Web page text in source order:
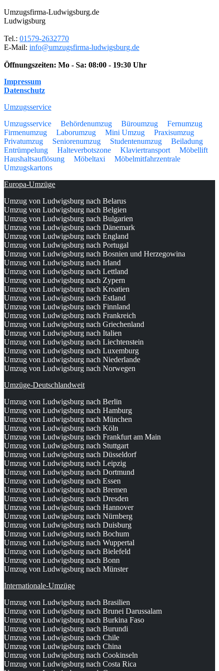
Umzugsfirma-Ludwigsburg.de
Ludwigsburg
Tel.: 01579-2632770
E-Mail: info@umzugsfirma-ludwigsburg.de
Öffnungszeiten: Mo - Sa: 08:00 - 19:30 Uhr
Impressum
Datenschutz
Umzugsservice
Umzugsservice
Behördenumzug Büroumzug
Fernumzug
Firmenumzug
Laborumzug Mini Umzug
Praxisumzug
Privatumzug
Seniorenumzug Studentenumzug
Beiladung
Entrümpelung
Halteverbotszone Klaviertransport
Möbellift
Haushaltsauflösung
Möbeltaxi
Möbelmitfahrzentrale
Umzugskartons
Europa-Umzüge
Umzug von Ludwigsburg nach Belarus
Umzug von Ludwigsburg nach Belgien
Umzug von Ludwigsburg nach Bulgarien
Umzug von Ludwigsburg nach Dänemark
Umzug von Ludwigsburg nach England
Umzug von Ludwigsburg nach Portugal
Umzug von Ludwigsburg nach Bosnien und Herzegowina
Umzug von Ludwigsburg nach Irland
Umzug von Ludwigsburg nach Lettland
Umzug von Ludwigsburg nach Zypern
Umzug von Ludwigsburg nach Kroatien
Umzug von Ludwigsburg nach Estland
Umzug von Ludwigsburg nach Finnland
Umzug von Ludwigsburg nach Frankreich
Umzug von Ludwigsburg nach Griechenland
Umzug von Ludwigsburg nach Italien
Umzug von Ludwigsburg nach Liechtenstein
Umzug von Ludwigsburg nach Luxemburg
Umzug von Ludwigsburg nach Niederlande
Umzug von Ludwigsburg nach Norwegen
Umzüge-Deutschlandweit
Umzug von Ludwigsburg nach Berlin
Umzug von Ludwigsburg nach Hamburg
Umzug von Ludwigsburg nach München
Umzug von Ludwigsburg nach Köln
Umzug von Ludwigsburg nach Frankfurt am Main
Umzug von Ludwigsburg nach Stuttgart
Umzug von Ludwigsburg nach Düsseldorf
Umzug von Ludwigsburg nach Leipzig
Umzug von Ludwigsburg nach Dortmund
Umzug von Ludwigsburg nach Essen
Umzug von Ludwigsburg nach Bremen
Umzug von Ludwigsburg nach Dresden
Umzug von Ludwigsburg nach Hannover
Umzug von Ludwigsburg nach Nürnberg
Umzug von Ludwigsburg nach Duisburg
Umzug von Ludwigsburg nach Bochum
Umzug von Ludwigsburg nach Wuppertal
Umzug von Ludwigsburg nach Bielefeld
Umzug von Ludwigsburg nach Bonn
Umzug von Ludwigsburg nach Münster
Internationale-Umzüge
Umzug von Ludwigsburg nach Brasilien
Umzug von Ludwigsburg nach Brunei Darussalam
Umzug von Ludwigsburg nach Burkina Faso
Umzug von Ludwigsburg nach Burundi
Umzug von Ludwigsburg nach Chile
Umzug von Ludwigsburg nach China
Umzug von Ludwigsburg nach Cookinseln
Umzug von Ludwigsburg nach Costa Rica